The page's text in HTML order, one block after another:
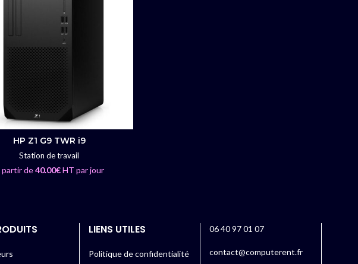
LIRE LA SUITE
HP Z1 G9 TWR i9
Station de travail
partir de40.00€HT par jour
LIENS UTILES
Politique de confidentialité
06 40 97 01 07
contact@computerent.fr